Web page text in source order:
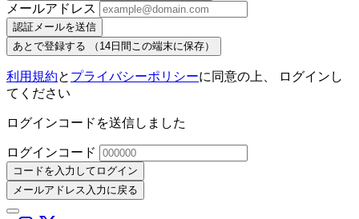
メールアドレス
認証メールを送信
あとで登録する
（14日間この端末に保存）
利用規約と プライバシーポリシーに同意の上、 ログインし
てください
ログインコードを送信しました
ログインコード
コードを入力してログイン
メールアドレス入力に戻る